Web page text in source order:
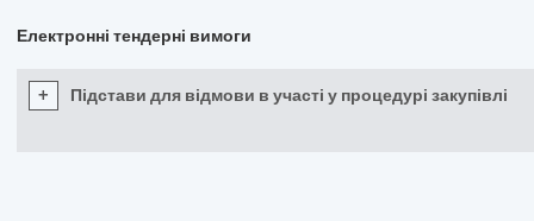
Електронні тендерні вимоги
+ Підстави для відмови в участі у процедурі закупівлі